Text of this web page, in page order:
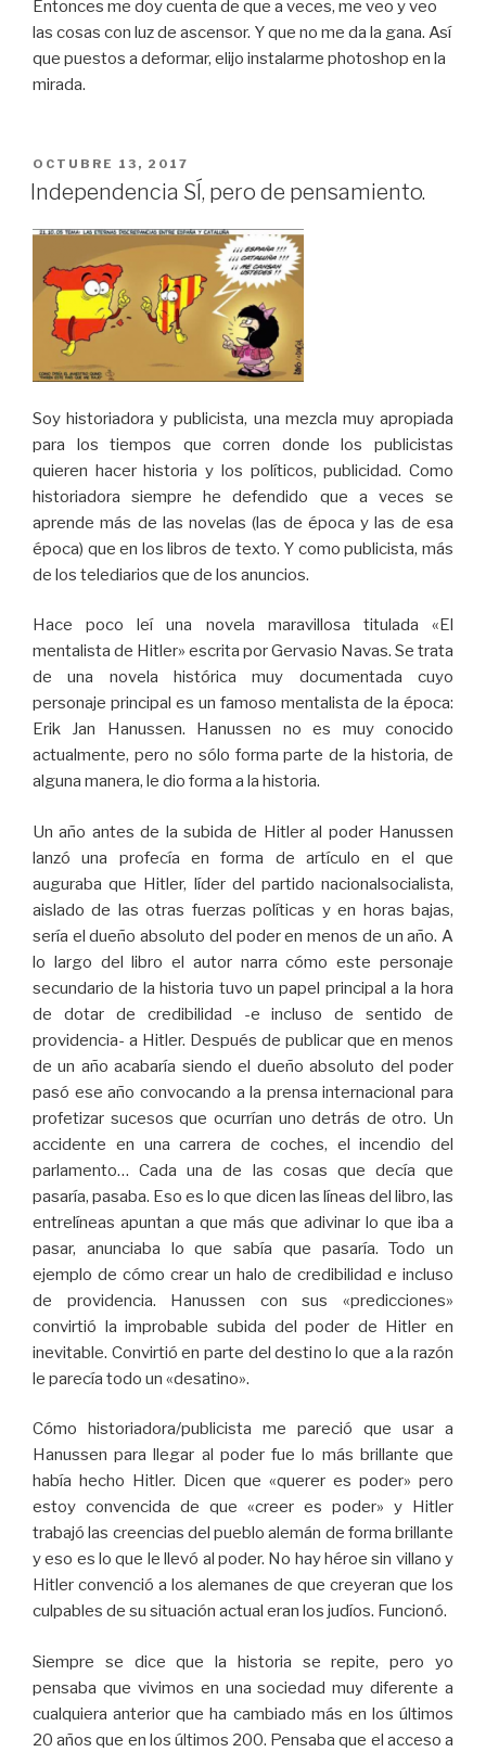
Entonces me doy cuenta de que a veces, me veo y veo
las cosas con luz de ascensor. Y que no me da la gana. Así
que puestos a deformar, elijo instalarme photoshop en la
mirada.
PUBLICADO
EL
OCTUBRE 13, 2017
Independencia SÍ, pero de pensamiento.
Soy historiadora y publicista, una mezcla muy apropiada
para los tiempos que corren donde los publicistas
quieren hacer historia y los políticos, publicidad. Como
historiadora siempre he defendido que a veces se
aprende más de las novelas (las de época y las de esa
época) que en los libros de texto. Y como publicista, más
de los telediarios que de los anuncios.
Hace poco leí una novela maravillosa titulada «El
mentalista de Hitler» escrita por Gervasio Navas. Se trata
de una novela histórica muy documentada cuyo
personaje principal es un famoso mentalista de la época:
Erik Jan Hanussen. Hanussen no es muy conocido
actualmente, pero no sólo forma parte de la historia, de
alguna manera, le dio forma a la historia.
Un año antes de la subida de Hitler al poder Hanussen
lanzó una profecía en forma de artículo en el que
auguraba que Hitler, líder del partido nacionalsocialista,
aislado de las otras fuerzas políticas y en horas bajas,
sería el dueño absoluto del poder en menos de un año. A
lo largo del libro el autor narra cómo este personaje
secundario de la historia tuvo un papel principal a la hora
de dotar de credibilidad -e incluso de sentido de
providencia- a Hitler. Después de publicar que en menos
de un año acabaría siendo el dueño absoluto del poder
pasó ese año convocando a la prensa internacional para
profetizar sucesos que ocurrían uno detrás de otro. Un
accidente en una carrera de coches, el incendio del
parlamento… Cada una de las cosas que decía que
pasaría, pasaba. Eso es lo que dicen las líneas del libro, las
entrelíneas apuntan a que más que adivinar lo que iba a
pasar, anunciaba lo que sabía que pasaría. Todo un
ejemplo de cómo crear un halo de credibilidad e incluso
de providencia. Hanussen con sus «predicciones»
convirtió la improbable subida del poder de Hitler en
inevitable. Convirtió en parte del destino lo que a la razón
le parecía todo un «desatino».
Cómo historiadora/publicista me pareció que usar a
Hanussen para llegar al poder fue lo más brillante que
había hecho Hitler. Dicen que «querer es poder» pero
estoy convencida de que «creer es poder» y Hitler
trabajó las creencias del pueblo alemán de forma brillante
y eso es lo que le llevó al poder. No hay héroe sin villano y
Hitler convenció a los alemanes de que creyeran que los
culpables de su situación actual eran los judíos. Funcionó.
Siempre se dice que la historia se repite, pero yo
pensaba que vivimos en una sociedad muy diferente a
cualquiera anterior que ha cambiado más en los últimos
20 años que en los últimos 200. Pensaba que el acceso a